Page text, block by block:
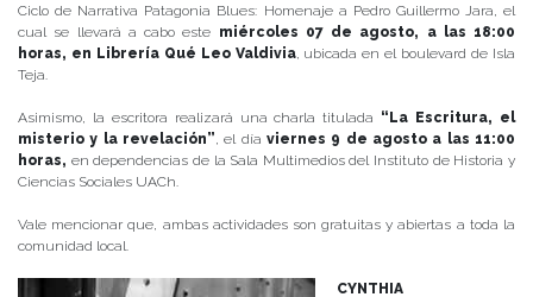
Ciclo de Narrativa Patagonia Blues: Homenaje a Pedro Guillermo Jara, el
cual se llevará a cabo este miércoles 07 de agosto, a las 18:00
horas, en Librería Qué Leo Valdivia, ubicada en el boulevard de Isla
Teja.
Asimismo, la escritora realizará una charla titulada “La Escritura, el
misterio y la revelación”, el día viernes 9 de agosto a las 11:00
horas, en dependencias de la Sala Multimedios del Instituto de Historia y
Ciencias Sociales UACh.
Vale mencionar que, ambas actividades son gratuitas y abiertas a toda la
comunidad local.
CYNTHIA